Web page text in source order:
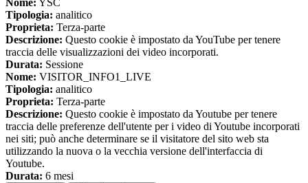
Nome: YSC
Tipologia: analitico
Proprieta: Terza-parte
Descrizione: Questo cookie è impostato da YouTube per tenere
traccia delle visualizzazioni dei video incorporati.
Durata: Sessione
Nome: VISITOR_INFO1_LIVE
Tipologia: analitico
Proprieta: Terza-parte
Descrizione: Questo cookie è impostato da Youtube per tenere
traccia delle preferenze dell'utente per i video di Youtube incorporati
nei siti; può anche determinare se il visitatore del sito web sta
utilizzando la nuova o la vecchia versione dell'interfaccia di
Youtube.
Durata: 6 mesi